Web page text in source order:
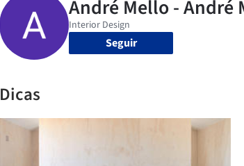
Seguir
Dicas